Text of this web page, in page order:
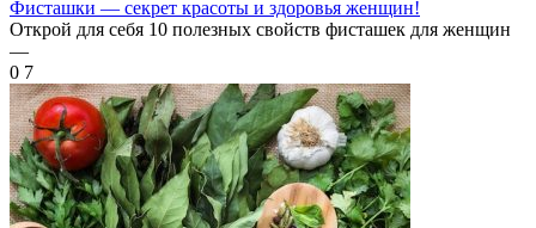
Фисташки — секрет красоты и здоровья женщин!
Открой для себя 10 полезных свойств фисташек для женщин
—
0 7